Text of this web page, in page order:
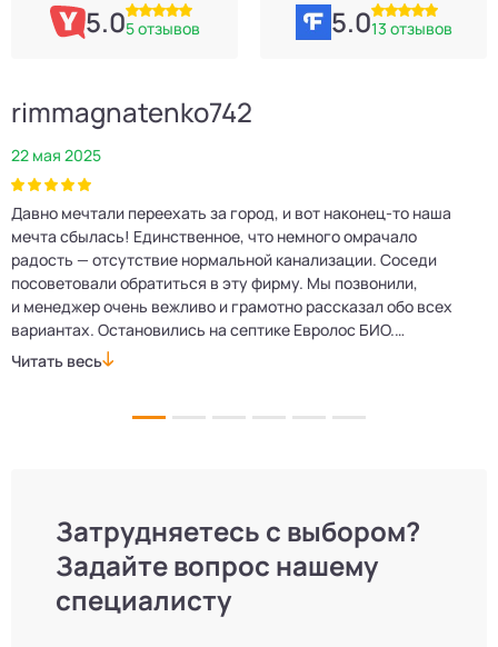
5.05 отзывов 5.013 отзывов
rimmagnatenko742
22 мая 2025
Давно мечтали переехать за город, и вот наконец‑то наша
мечта сбылась! Единственное, что немного омрачало
радость — отсутствие нормальной канализации. Соседи
посоветовали обратиться в эту фирму. Мы позвонили,
и менеджер очень вежливо и грамотно рассказал обо всех
вариантах. Остановились на септике Евролос БИО.
Монтажники приехали вовремя, установили всё быстро
Читать весь
Затрудняетесь с выбором?
Задайте вопрос нашему
специалисту